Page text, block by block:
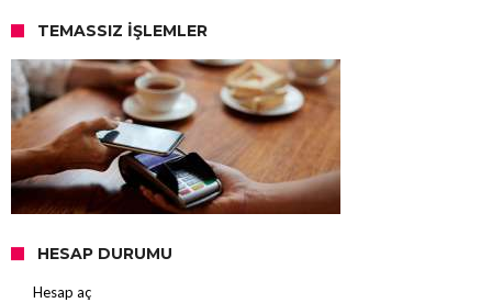
TEMASSIZ İŞLEMLER
HESAP DURUMU
Hesap aç